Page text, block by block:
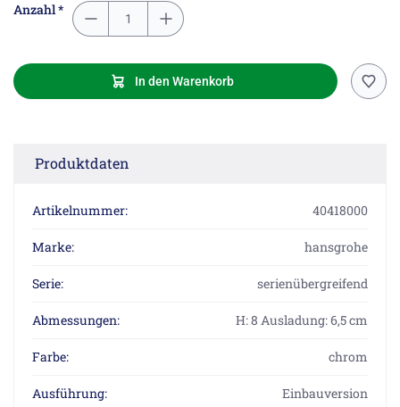
Anzahl *
In den Warenkorb
Produktdaten
Artikelnummer: 40418000
Marke: hansgrohe
Serie: serienübergreifend
Abmessungen: H: 8 Ausladung: 6,5 cm
Farbe: chrom
Ausführung: Einbauversion